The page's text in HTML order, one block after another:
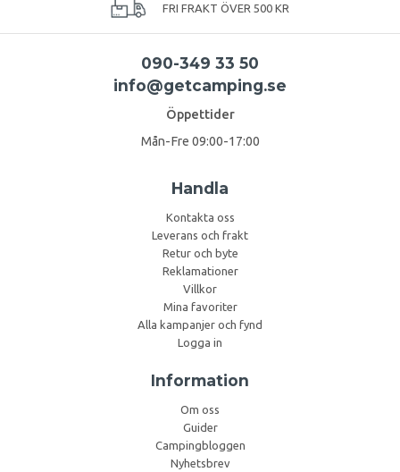
FRI FRAKT ÖVER 500 KR
090-349 33 50
info@getcamping.se
Öppettider
Mån-Fre 09:00-17:00
Handla
Kontakta oss
Leverans och frakt
Retur och byte
Reklamationer
Villkor
Mina favoriter
Alla kampanjer och fynd
Logga in
Information
Om oss
Guider
Campingbloggen
Nyhetsbrev